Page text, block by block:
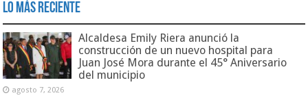
Lo Más Reciente
Alcaldesa Emily Riera anunció la
construcción de un nuevo hospital para
Juan José Mora durante el 45° Aniversario
del municipio
agosto 7, 2026